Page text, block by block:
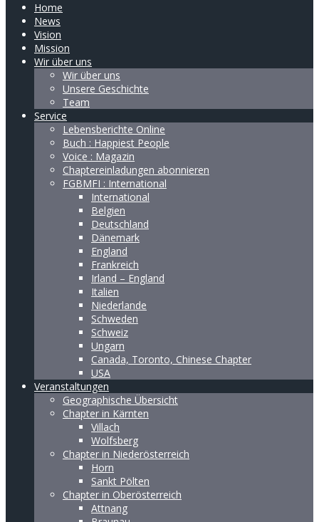
Home
News
Vision
Mission
Wir über uns
Wir über uns
Unsere Geschichte
Team
Service
Lebensberichte Online
Buch : Happiest People
Voice : Magazin
Chaptereinladungen abonnieren
FGBMFI : International
International
Belgien
Deutschland
Dänemark
England
Frankreich
Irland – England
Italien
Niederlande
Schweden
Schweiz
Ungarn
Canada, Toronto, Chinese Chapter
USA
Veranstaltungen
Geographische Übersicht
Chapter in Kärnten
Villach
Wolfsberg
Chapter in Niederösterreich
Horn
Sankt Pölten
Chapter in Oberösterreich
Attnang